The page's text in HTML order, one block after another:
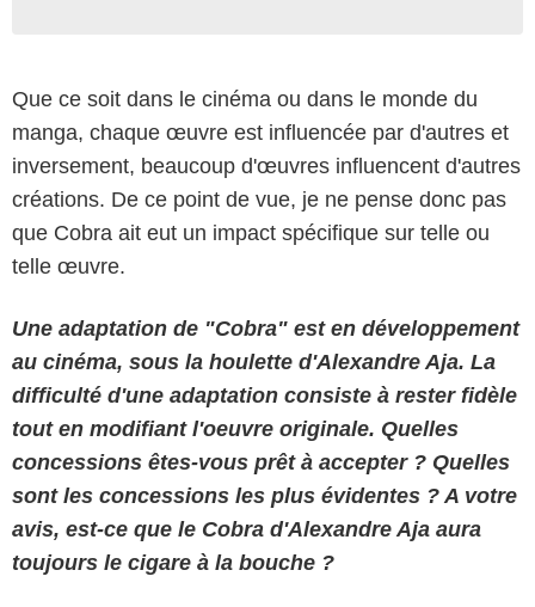
Que ce soit dans le cinéma ou dans le monde du
manga, chaque œuvre est influencée par d'autres et
inversement, beaucoup d'œuvres influencent d'autres
créations. De ce point de vue, je ne pense donc pas
que Cobra ait eut un impact spécifique sur telle ou
telle œuvre.
Une adaptation de "Cobra" est en développement
au cinéma, sous la houlette d'Alexandre Aja. La
difficulté d'une adaptation consiste à rester fidèle
tout en modifiant l'oeuvre originale. Quelles
concessions êtes-vous prêt à accepter ? Quelles
sont les concessions les plus évidentes ? A votre
avis, est-ce que le Cobra d'Alexandre Aja aura
toujours le cigare à la bouche ?